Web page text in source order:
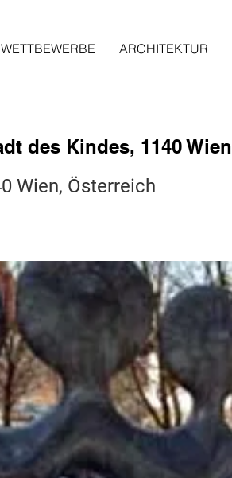
WETTBEWERBE ARCHITEKTUR
des Kindes, 1140 Wien
Wien, Österreich